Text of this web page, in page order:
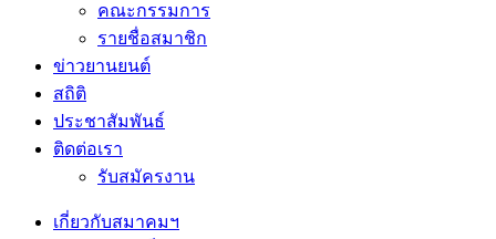
คณะกรรมการ
รายชื่อสมาชิก
ข่าวยานยนต์
สถิติ
ประชาสัมพันธ์
ติดต่อเรา
รับสมัครงาน
เกี่ยวกับสมาคมฯ